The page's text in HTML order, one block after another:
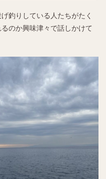
釣りしている人たちがたく
のか興味津々で話しかけて